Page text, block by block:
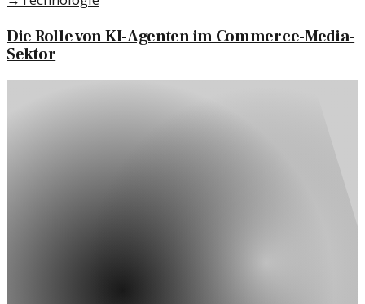
Die Rolle von KI-Agenten im Commerce-Media-
Sektor